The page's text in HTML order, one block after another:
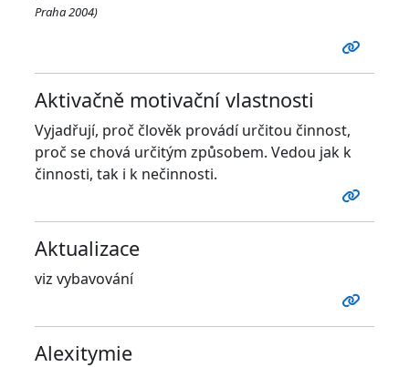
Praha 2004)
Aktivačně motivační vlastnosti
Vyjadřují, proč člověk provádí určitou činnost,
proč se chová určitým způsobem. Vedou jak k
činnosti, tak i k nečinnosti.
Aktualizace
viz vybavování
Alexitymie